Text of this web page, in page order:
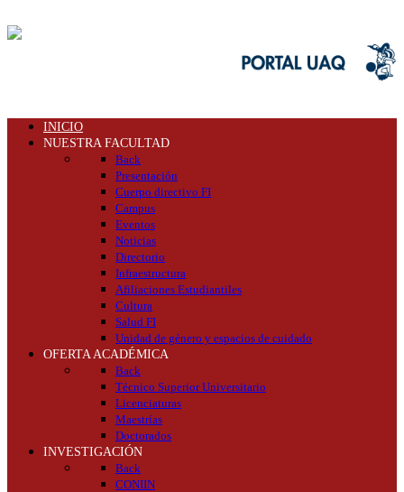
INICIO
NUESTRA FACULTAD
Back
Presentación
Cuerpo directivo FI
Campus
Eventos
Noticias
Directorio
Infraestructura
Afiliaciones Estudiantiles
Cultura
Salud FI
Unidad de género y espacios de cuidado
OFERTA ACADÉMICA
Back
Técnico Superior Universitario
Licenciaturas
Maestrías
Doctorados
INVESTIGACIÓN
Back
CONIIN